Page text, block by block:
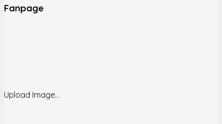
Fanpage
Upload Image...